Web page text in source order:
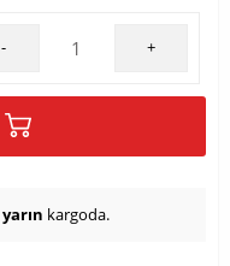
- +
yarın kargoda.